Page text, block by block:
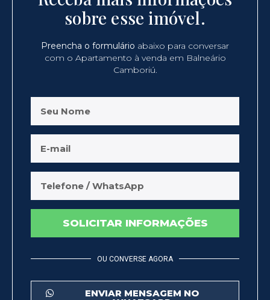
sobre esse imóvel.
Preencha o formulário abaixo para conversar
com o Apartamento à venda em Balneário
Camboriú.
SOLICITAR INFORMAÇÕES
OU CONVERSE AGORA
ENVIAR MENSAGEM NO